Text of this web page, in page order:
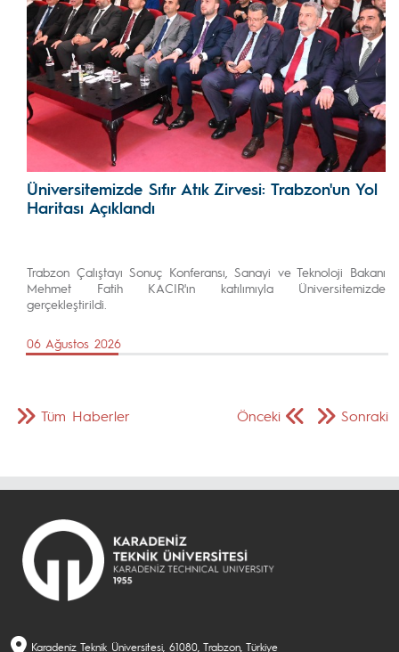
Üniversitemizde Sıfır Atık Zirvesi: Trabzon'un Yol
Haritası Açıklandı
Trabzon Çalıştayı Sonuç Konferansı, Sanayi ve Teknoloji Bakanı
Mehmet Fatih KACIR'ın katılımıyla Üniversitemizde
gerçekleştirildi.
06 Ağustos 2026
Önceki Sonraki
Tüm Haberler
Karadeniz Teknik Üniversitesi, 61080, Trabzon, Türkiye